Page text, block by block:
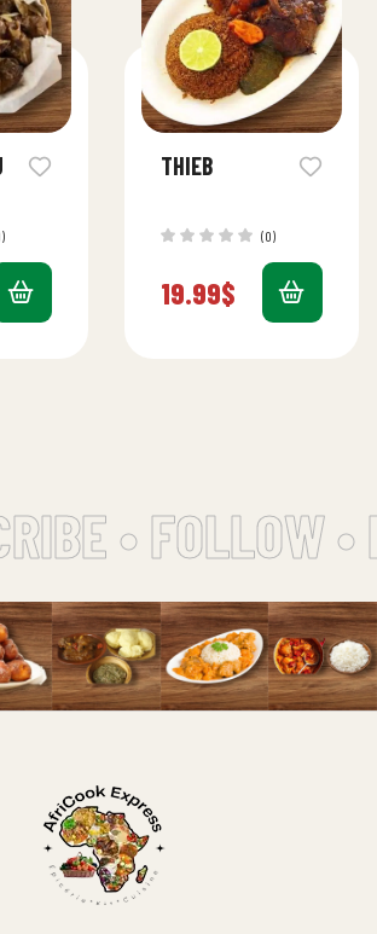
THIEB
(0)
19.99$
• FOLLOW •